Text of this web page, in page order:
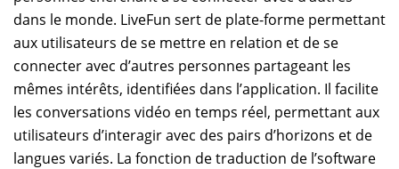
dans le monde. LiveFun sert de plate-forme permettant
aux utilisateurs de se mettre en relation et de se
connecter avec d’autres personnes partageant les
mêmes intérêts, identifiées dans l’application. Il facilite
les conversations vidéo en temps réel, permettant aux
utilisateurs d’interagir avec des pairs d’horizons et de
langues variés. La fonction de traduction de l’software